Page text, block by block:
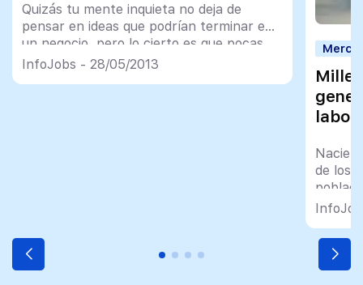
Quizás tu mente inquieta no deja de
pensar en ideas que podrían terminar en
un negocio, pero lo cierto es que pocas
acaban materializándose. Para
InfoJobs - 28/05/2013
de los
con la
equipo.